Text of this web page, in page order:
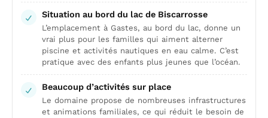
Situation au bord du lac de Biscarrosse
L’emplacement à Gastes, au bord du lac, donne un
vrai plus pour les familles qui aiment alterner
piscine et activités nautiques en eau calme. C’est
pratique avec des enfants plus jeunes que l’océan.
Beaucoup d’activités sur place
Le domaine propose de nombreuses infrastructures
et animations familiales, ce qui réduit le besoin de